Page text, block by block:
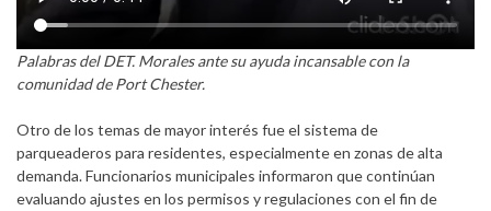
Palabras del DET. Morales ante su ayuda incansable con la
comunidad de Port Chester.
Otro de los temas de mayor interés fue el sistema de
parqueaderos para residentes, especialmente en zonas de alta
demanda. Funcionarios municipales informaron que continúan
evaluando ajustes en los permisos y regulaciones con el fin de